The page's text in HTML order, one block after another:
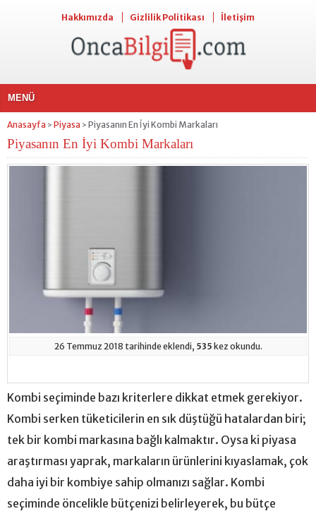
Hakkımızda Gizlilik Politikası İletişim
MENÜ
Anasayfa > Piyasa > Piyasanın En İyi Kombi Markaları
Piyasanın En İyi Kombi Markaları
26 Temmuz 2018 tarihinde eklendi, 535 kez okundu.
Kombi seçiminde bazı kriterlere dikkat etmek gerekiyor.
Kombi serken tüketicilerin en sık düştüğü hatalardan biri;
tek bir kombi markasına bağlı kalmaktır. Oysa ki piyasa
araştırması yaprak, markaların ürünlerini kıyaslamak, çok
daha iyi bir kombiye sahip olmanızı sağlar. Kombi
seçiminde öncelikle bütçenizi belirleyerek, bu bütçe